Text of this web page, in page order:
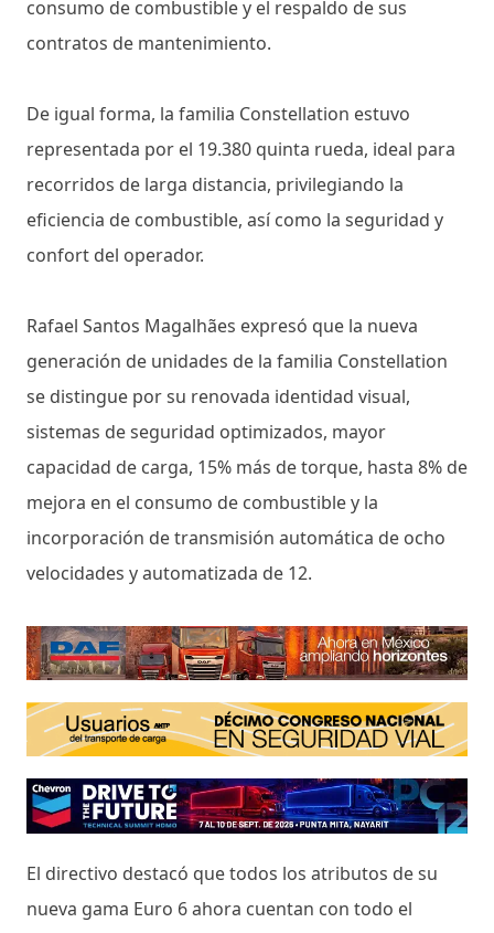
consumo de combustible y el respaldo de sus
contratos de mantenimiento.
De igual forma, la familia Constellation estuvo
representada por el 19.380 quinta rueda, ideal para
recorridos de larga distancia, privilegiando la
eficiencia de combustible, así como la seguridad y
confort del operador.
Rafael Santos Magalhães expresó que la nueva
generación de unidades de la familia Constellation
se distingue por su renovada identidad visual,
sistemas de seguridad optimizados, mayor
capacidad de carga, 15% más de torque, hasta 8% de
mejora en el consumo de combustible y la
incorporación de transmisión automática de ocho
velocidades y automatizada de 12.
El directivo destacó que todos los atributos de su
nueva gama Euro 6 ahora cuentan con todo el